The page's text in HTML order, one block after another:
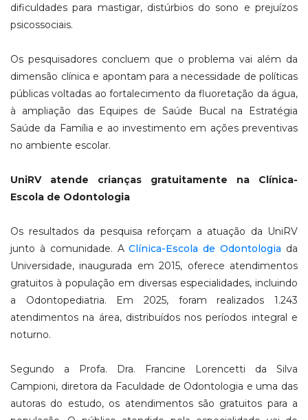
dificuldades para mastigar, distúrbios do sono e prejuízos
psicossociais.
Os pesquisadores concluem que o problema vai além da
dimensão clínica e apontam para a necessidade de políticas
públicas voltadas ao fortalecimento da fluoretação da água,
à ampliação das Equipes de Saúde Bucal na Estratégia
Saúde da Família e ao investimento em ações preventivas
no ambiente escolar.
UniRV atende crianças gratuitamente na Clínica-
Escola de Odontologia
Os resultados da pesquisa reforçam a atuação da UniRV
junto à comunidade. AClínica-Escola de Odontologia da
Universidade, inaugurada em 2015, oferece atendimentos
gratuitos à população em diversas especialidades, incluindo
a Odontopediatria. Em 2025, foram realizados 1.243
atendimentos na área, distribuídos nos períodos integral e
noturno.
Segundo a Profa. Dra. Francine Lorencetti da Silva
Campioni, diretora da Faculdade de Odontologia e uma das
autoras do estudo, os atendimentos são gratuitos para a